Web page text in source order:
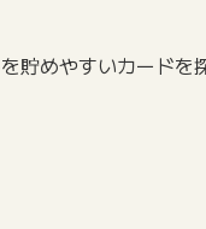
めやすいカードを